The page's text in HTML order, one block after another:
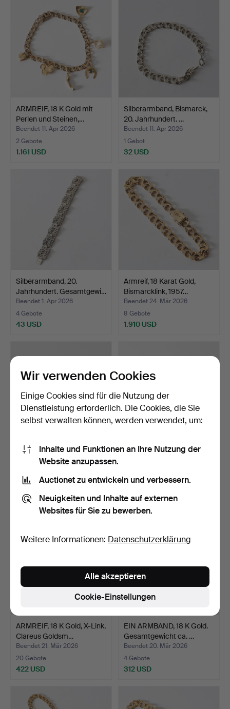
ARMREIF, 18 K Gold mit
Perlen und Steinen,…
Beendet 11. Apr 2026
2 Gebote
1.161 USD
Silberarmband, Bismarck,
20. Jahrhundert. …
Beendet 11. Apr 2026
1 Gebot
32 USD
Silberarmband, 20.
Jahrhundert. Gesamtgewi…
Beendet 1. Apr 2026
4 Gebote
43 USD
Armreif, 18 Karat Gold,
Bismarcklink, 1957…
Beendet 24. Mär 2026
8 Gebote
1.910 USD
MATTI J. HYVÄRINEN. Ein
Armband aus Sterli…
14 Gebote
138 USD
ANNA GRETA EKER. Ein
308 USD
ARMREIF, 18 K Gold, X-Link,
Clareus Goldsm…
Beendet 21. Mär 2026
20 Gebote
422 USD
EIN ARMBAND, 18 K Gold.
Gesamtgewicht ca. …
Beendet 20. Mär 2026
4 Gebote
312 USD
Wir verwenden Cookies
Einige Cookies sind für die Nutzung der
Dienstleistung erforderlich. Die Cookies, die Sie
selbst verwalten können, werden verwendet, um:
Inhalte und Funktionen an Ihre Nutzung der
Website anzupassen.
Auctionet zu entwickeln und verbessern.
Neuigkeiten und Inhalte auf externen
Websites für Sie zu bewerben.
Weitere Informationen: Datenschutzerklärung
Cookie-Einstellungen
Alle akzeptieren